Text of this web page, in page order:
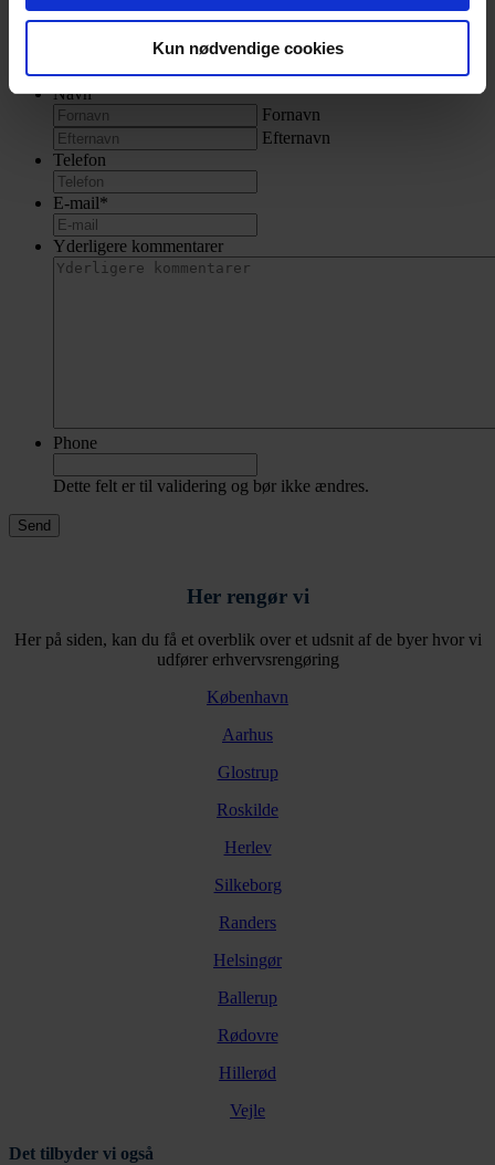
Kun nødvendige cookies
Har I en opgave til os eller har I spørgsmål til vores services er I
29902000 til en uforpligtende samtale.
Navn
Fornavn
Efternavn
Telefon
E-mail*
Yderligere kommentarer
Phone
Dette felt er til validering og bør ikke ændres.
Her rengør vi
Her på siden, kan du få et overblik over et udsnit af de byer hvor vi
udfører erhvervsrengøring
København
Aarhus
Glostrup
Roskilde
Herlev
Silkeborg
Randers
Helsingør
Ballerup
Rødovre
Hillerød
Vejle
Det tilbyder vi også